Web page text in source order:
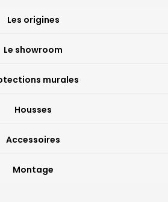
Les origines
Le showroom
murales
Housses
Accessoires
Montage